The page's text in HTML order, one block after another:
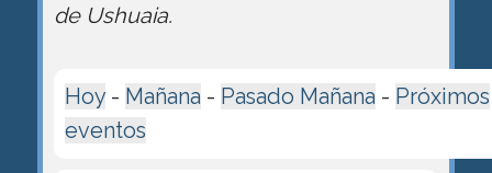
de Ushuaia.
Hoy- Mañana - Pasado Mañana - Próximos
eventos